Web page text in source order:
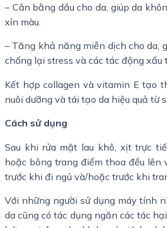
– Cân bằng dầu cho da, giúp da
xỉn màu.
– Tăng khả năng miễn dịch cho da,
chống lại stress và các tác động xấu
Kết hợp collagen và vitamin E tạo
nuôi dưỡng và tái tạo da hiệu quả từ
Cách sử dụng
Sau khi rửa mặt lau khô, xịt trực
hoặc bông trang điểm thoa đều lên
trước khi đi ngủ và/hoặc trước khi
Với những người sử dụng máy tính
da cũng có tác dụng ngăn các tác